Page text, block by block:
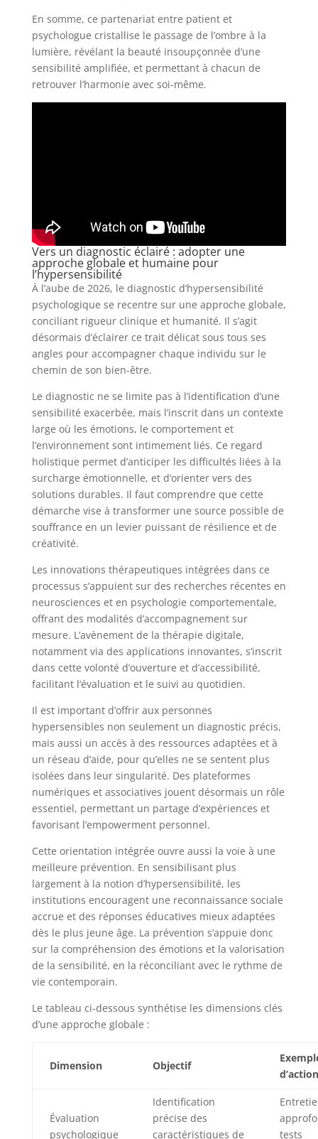
En somme, ce partenariat entre patient et
psychologue cristallise le passage de l’ombre à la
lumière, révélant la beauté insoupçonnée d’une
sensibilité amplifiée, et permettant à chacun de
retrouver l’harmonie avec soi-même.
Vers un diagnostic éclairé : adopter une
approche globale et humaine pour
l’hypersensibilité
À l’aube de 2026, le diagnostic d’hypersensibilité
psychologique se recentre sur une approche globale,
conciliant rigueur clinique et humanité. Il s’agit
désormais d’éclairer ce trait délicat sous tous ses
angles pour accompagner chaque individu sur le
chemin de son bien-être.
Le diagnostic ne se limite pas à l’identification d’une
sensibilité exacerbée, mais l’inscrit dans un contexte
large où les émotions, le comportement et
l’environnement sont intimement liés. Ce regard
holistique permet d’anticiper les difficultés liées à la
surcharge émotionnelle, et d’orienter vers des
solutions durables. Il faut comprendre que cette
démarche vise à transformer une source possible de
souffrance en un levier puissant de résilience et de
créativité.
Les innovations thérapeutiques intégrées dans ce
processus s’appuient sur des recherches récentes en
neurosciences et en psychologie comportementale,
offrant des modalités d’accompagnement sur
mesure. L’avènement de la thérapie digitale,
notamment via des applications innovantes, s’inscrit
dans cette volonté d’ouverture et d’accessibilité,
facilitant l’évaluation et le suivi au quotidien.
Il est important d’offrir aux personnes
hypersensibles non seulement un diagnostic précis,
mais aussi un accès à des ressources adaptées et à
un réseau d’aide, pour qu’elles ne se sentent plus
isolées dans leur singularité. Des plateformes
numériques et associatives jouent désormais un rôle
essentiel, permettant un partage d’expériences et
favorisant l’empowerment personnel.
Cette orientation intégrée ouvre aussi la voie à une
meilleure prévention. En sensibilisant plus
largement à la notion d’hypersensibilité, les
institutions encouragent une reconnaissance sociale
accrue et des réponses éducatives mieux adaptées
dès le plus jeune âge. La prévention s’appuie donc
sur la compréhension des émotions et la valorisation
de la sensibilité, en la réconciliant avec le rythme de
vie contemporain.
Le tableau ci-dessous synthétise les dimensions clés
d’une approche globale :
Dimension Objectif
d’action
Évaluation
psychologique
Identification
précise des
caractéristiques de
tests